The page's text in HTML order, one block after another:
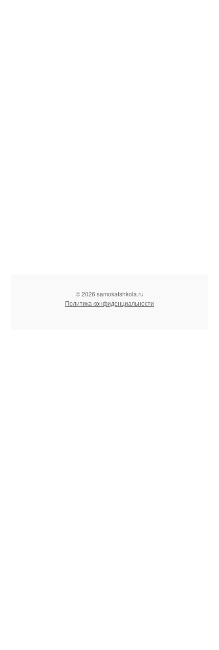
© 2026 samokatshkola.ru
Политика конфиденциальности